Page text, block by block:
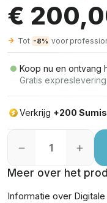
€
Tot -8% voor
Koop nu en ontvang
Gratis expreslevering
Verkrijg +200 Sumis
Meer over het
Informatie over